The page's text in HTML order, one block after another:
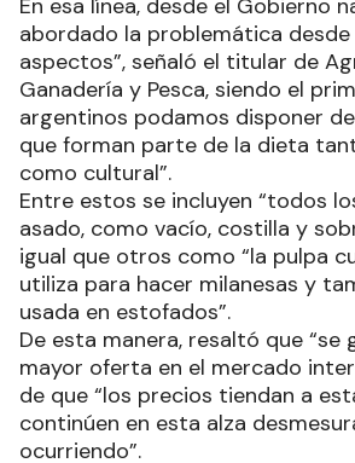
En esa línea, desde el Gobierno
abordado la problemática desde
aspectos”, señaló el titular de
Ganadería y Pesca, siendo el
argentinos podamos disponer
que forman parte de la dieta
como cultural”.
Entre estos se incluyen “todos
asado, como vacío, costilla y
igual que otros como “la pulpa
utiliza para hacer milanesas y
usada en estofados”.
De esta manera, resaltó que “se
mayor oferta en el mercado
de que “los precios tiendan a
continúen en esta alza
ocurriendo”.